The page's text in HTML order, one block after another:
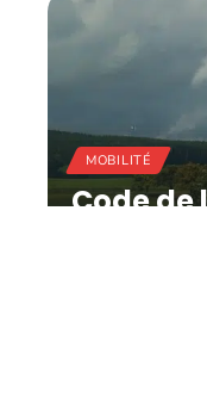
MOBILITÉ
Code de